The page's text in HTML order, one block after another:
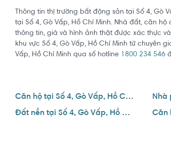
Thông tin thị trường bất động sản tại Số 4, Gò
tại Số 4, Gò Vấp, Hồ Chí Minh. Nhà đất, căn
thông tin, giá và hình ảnh thật được xác thực
khu vực Số 4, Gò Vấp, Hồ Chí Minh từ chuyên
Vấp, Hồ Chí Minh qua số hotline 1800 234 546
Căn hộ tại Số 4, Gò Vấp, Hồ Chí Minh
Đất nền tại Số 4, Gò Vấp, Hồ Chí Minh